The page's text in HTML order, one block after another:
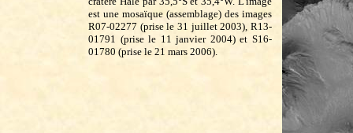
est une mosaïque (assemblage) des images
R07-02277 (prise le 31 juillet 2003), R13-
01791 (prise le 11 janvier 2004) et S16-
01780 (prise le 21 mars 2006).